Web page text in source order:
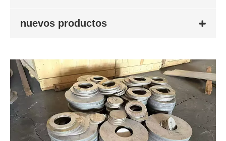
nuevos productos